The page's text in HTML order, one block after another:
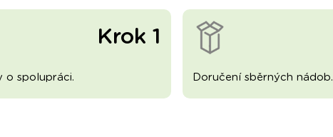
Krok 1
o spolupráci. Doručení sběrných nádob.